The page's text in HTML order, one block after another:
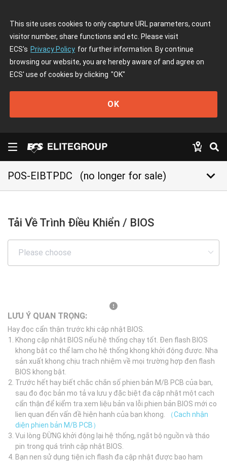
This site uses cookies to only capture URL parameters, count
visitor number, share functions and etc. Please visit
ECS's Privacy Policy for further information. By continue
browsing our website, you are hereby aware of and agree on
ECS' use of cookies by clicking "OK"
OK
POS-EIBTPDC (no longer for sale) keyboard_arrow_down
Tải Về Trình Điều Khiển / BIOS
LƯU Ý QUAN TRỌNG:
Hay đọc cẩn thận trước khi cập nhật BIOS.
Khong cập nhật BIOS nếu hệ thống chạy tốt. Đen flash BIOS
khong bật co thể lam cho hệ thống khong khởi động được. Nha
sản xuất khong chịu trach nhiệm về mọi trường hợp đen flash
BIOS khong bật.
Trước hết hay biết chắc chắn số phien bản M/B PCB của bạn,
sau đo đọc bản mo tả va lưu y đặc biệt đa cập nhật một cach
cẩn thận để kiểm tra xem liệu bản va lỗi phien bản BIOS mới co
lien quan đến vấn đề hiện hanh của bạn khong.
（Cach nhận
diện phien bản M/B PCB）
Vui lòng ĐỪNG khởi động lại hệ thống, ngắt bộ nguồn và tháo
pin trong quá trình cập nhật BIOS.
Bạn nen sử dụng tiện ich flash đa cập nhật được bao ham